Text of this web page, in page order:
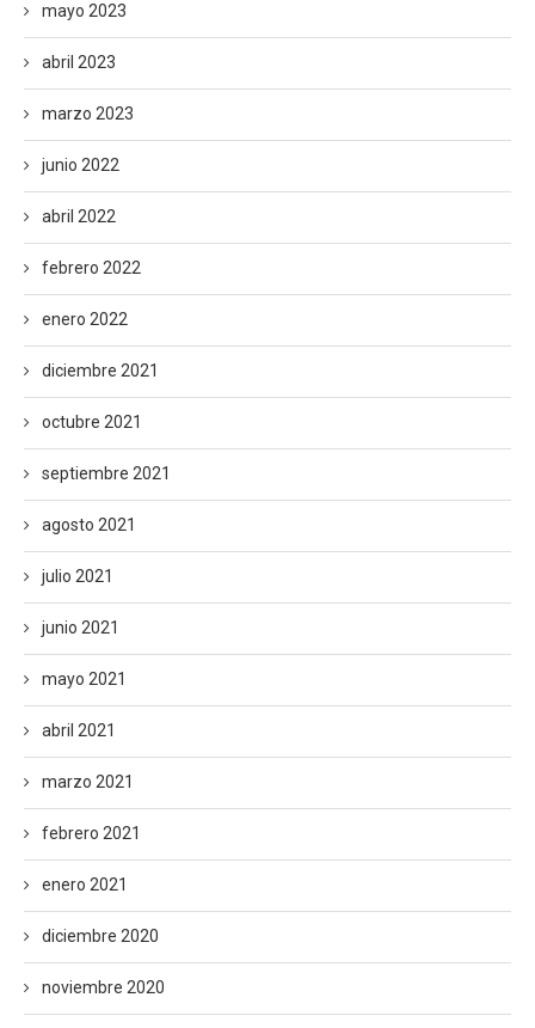
mayo 2023
abril 2023
marzo 2023
junio 2022
abril 2022
febrero 2022
enero 2022
diciembre 2021
octubre 2021
septiembre 2021
agosto 2021
julio 2021
junio 2021
mayo 2021
abril 2021
marzo 2021
febrero 2021
enero 2021
diciembre 2020
noviembre 2020